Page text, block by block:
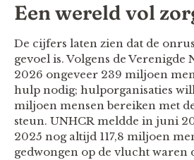
Een wereld vol
De cijfers laten zien dat de
gevoel is. Volgens de Verenigde
2026 ongeveer 239 miljoen
hulp nodig; hulporganisaties
miljoen mensen bereiken met
steun. UNHCR meldde in juni
2025 nog altijd 117,8 miljoen
gedwongen op de vlucht waren